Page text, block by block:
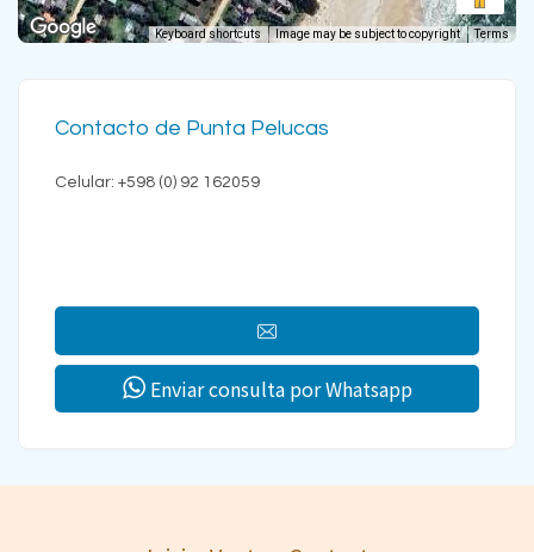
Keyboard shortcuts Image may be subject to copyright Terms
Contacto de Punta Pelucas
Celular: +598 (0) 92 162059
Enviar consulta por Whatsapp